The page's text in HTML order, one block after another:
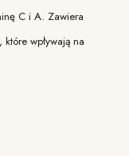
C i A. Zawiera
wpływają na